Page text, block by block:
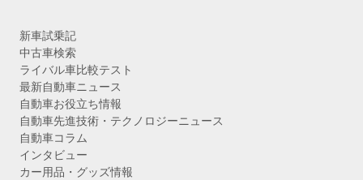
新車試乗記
中古車検索
ライバル車比較テスト
最新自動車ニュース
自動車お役立ち情報
自動車先進技術・テクノロジーニュース
自動車コラム
インタビュー
カー用品・グッズ情報